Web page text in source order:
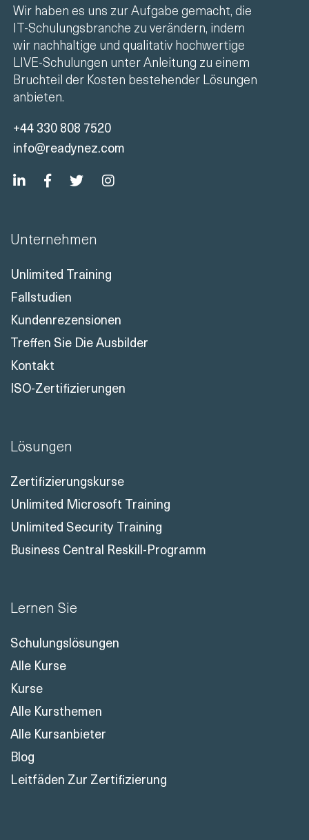
Wir haben es uns zur Aufgabe gemacht, die
IT-Schulungsbranche zu verändern, indem
wir nachhaltige und qualitativ hochwertige
LIVE-Schulungen unter Anleitung zu einem
Bruchteil der Kosten bestehender Lösungen
anbieten.
+44 330 808 7520
info@readynez.com
Unternehmen
Unlimited Training
Fallstudien
Kundenrezensionen
Treffen Sie Die Ausbilder
Kontakt
ISO-Zertifizierungen
Lösungen
Zertifizierungskurse
Unlimited Microsoft Training
Unlimited Security Training
Business Central Reskill-Programm
Lernen Sie
Schulungslösungen
Alle Kurse
Kurse
Alle Kursthemen
Alle Kursanbieter
Blog
Leitfäden Zur Zertifizierung